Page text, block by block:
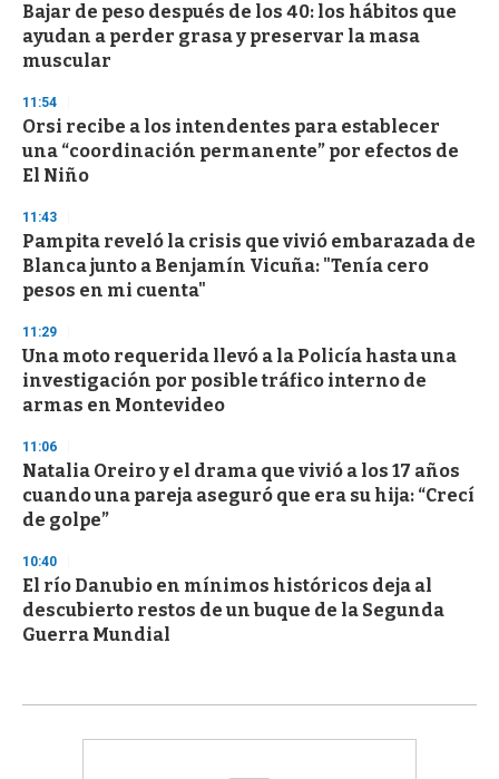
Bajar de peso después de los 40: los hábitos que
ayudan a perder grasa y preservar la masa
muscular
11:54
Orsi recibe a los intendentes para establecer
una “coordinación permanente” por efectos de
El Niño
11:43
Pampita reveló la crisis que vivió embarazada de
Blanca junto a Benjamín Vicuña: "Tenía cero
pesos en mi cuenta"
11:29
Una moto requerida llevó a la Policía hasta una
investigación por posible tráfico interno de
armas en Montevideo
11:06
Natalia Oreiro y el drama que vivió a los 17 años
cuando una pareja aseguró que era su hija: “Crecí
de golpe”
10:40
El río Danubio en mínimos históricos deja al
descubierto restos de un buque de la Segunda
Guerra Mundial